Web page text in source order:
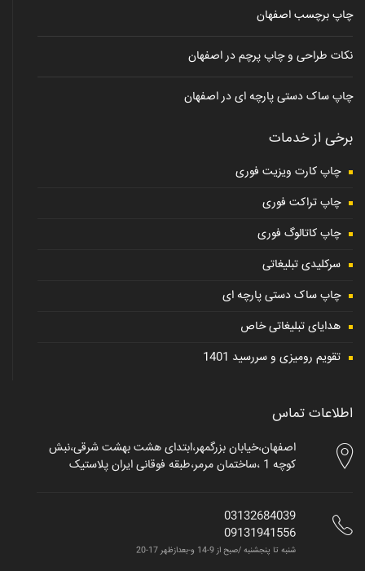
چاپ برچسب اصفهان
نکات طراحی و چاپ پرچم در اصفهان
چاپ ساک دستی پارچه ای در اصفهان
برخی از خدمات
چاپ کارت ویزیت فوری
چاپ تراکت فوری
چاپ کاتالوگ فوری
سرکلیدی تبلیغاتی
چاپ ساک دستی پارچه ای
هدایای تبلیغاتی خاص
تقویم رومیزی و سررسید 1401
اطلاعات تماس
اصفهان،خیابان بزرگمهر،ابتدای هشت بهشت شرقی،نبش
کوچه 1 ،ساختمان مرمر،طبقه فوقانی ایران پلاستیک
03132684039
09131941556
شنبه تا پنجشنبه /صبح از 9-14 و-بعدازظهر 17-20